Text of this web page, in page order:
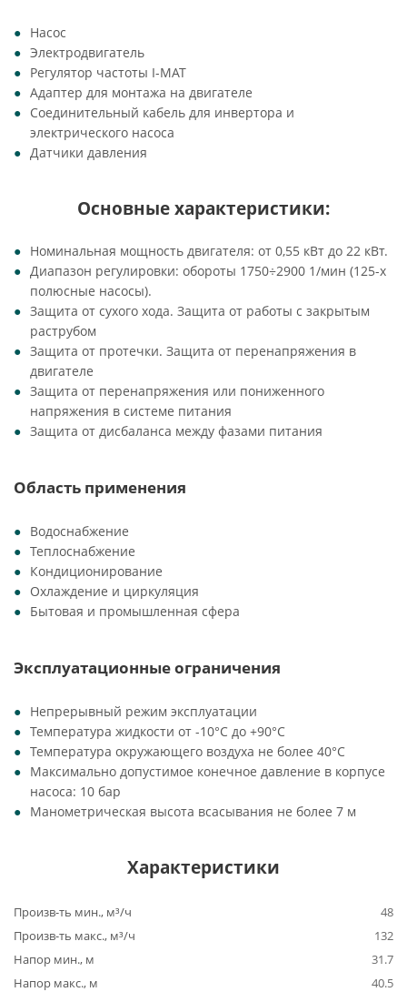
Насос
Электродвигатель
Регулятор частоты I-MAT
Адаптер для монтажа на двигателе
Соединительный кабель для инвертора и
электрического насоса
Датчики давления
Основные характеристики:
Номинальная мощность двигателя: от 0,55 кВт до 22 кВт.
Диапазон регулировки: обороты 1750÷2900 1/мин (125-х
полюсные насосы).
Защита от сухого хода. Защита от работы с закрытым
раструбом
Защита от протечки. Защита от перенапряжения в
двигателе
Защита от перенапряжения или пониженного
напряжения в системе питания
Защита от дисбаланса между фазами питания
Область применения
Водоснабжение
Теплоснабжение
Кондиционирование
Охлаждение и циркуляция
Бытовая и промышленная сфера
Эксплуатационные ограничения
Непрерывный режим эксплуатации
Температура жидкости от -10°C до +90°C
Температура окружающего воздуха не более 40°C
Максимально допустимое конечное давление в корпусе
насоса: 10 бар
Манометрическая высота всасывания не более 7 м
Характеристики
Произв-ть мин., м³/ч
48
Произв-ть макс., м³/ч
132
Напор мин., м
31.7
Напор макс., м
40.5